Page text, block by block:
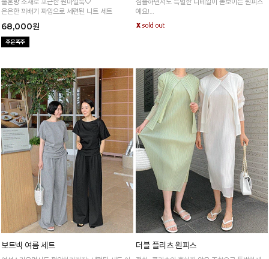
은은한 꽈배기 짜임으로 세련된 니트 세트
68,000원
예요!
한 벌만으로도 세련된 스타일링이 가능해요 :)
보트넥 여름 세트 더블 플리츠 원피스